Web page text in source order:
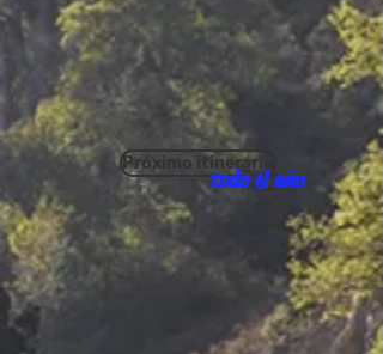
Próximo itinerario
todo el año